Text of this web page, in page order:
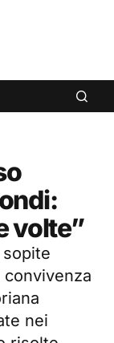
volte”
nei